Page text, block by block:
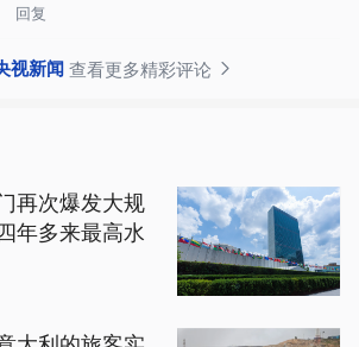
回复
视新闻查看更多精彩评论
再次爆发大规
年多来最高水